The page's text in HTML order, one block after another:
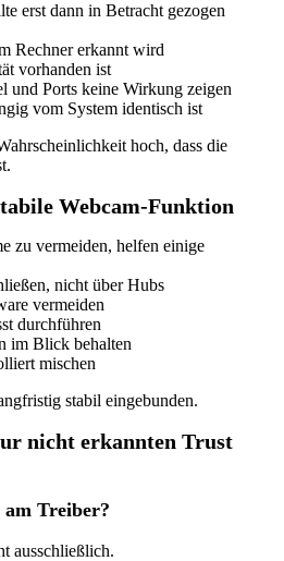
erst dann in Betracht gezogen
Rechner erkannt wird
vorhanden ist
und Ports keine Wirkung zeigen
vom System identisch ist
hoch, dass die
Webcam-Funktion
zu vermeiden, helfen einige
nicht über Hubs
vermeiden
durchführen
im Blick behalten
mischen
stabil eingebunden.
nicht erkannten Trust
Treiber?
ausschließlich.